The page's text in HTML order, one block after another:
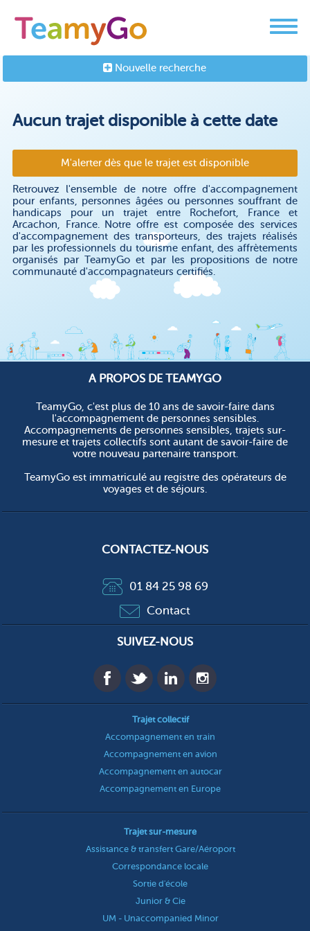
Nouvelle recherche
Aucun trajet disponible à cette date
M'alerter dès que le trajet est disponible
Retrouvez l'ensemble de notre offre d'accompagnement
pour enfants, personnes âgées ou personnes souffrant de
handicaps pour un trajet entre Rochefort, France et
Arcachon, France. Notre offre est composée des services
d'accompagnement des transporteurs, des trajets réalisés
par les professionnels du tourisme enfant, des affrètements
organisés par TeamyGo et par les propositions de notre
communauté d'accompagnateurs certifiés.
A PROPOS DE TEAMYGO
TeamyGo, c'est plus de 10 ans de savoir-faire dans
l'accompagnement de personnes sensibles.
Accompagnements de personnes sensibles, trajets sur-
mesure et trajets collectifs sont autant de savoir-faire de
votre nouveau partenaire transport.
TeamyGo est immatriculé au registre des opérateurs de
voyages et de séjours.
CONTACTEZ-NOUS
01 84 25 98 69
Contact
SUIVEZ-NOUS
Trajet collectif
Accompagnement en train
Accompagnement en avion
Accompagnement en autocar
Accompagnement en Europe
Trajet sur-mesure
Assistance & transfert Gare/Aéroport
Correspondance locale
Sortie d'école
Junior & Cie
UM - Unaccompanied Minor